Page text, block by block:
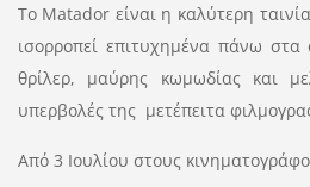
Το Matador είναι η καλύτερη
ισορροπεί επιτυχημένα πάνω
θρίλερ, μαύρης κωμωδίας και
υπερβολές της μετέπειτα
Από 3 Ιουλίου στους